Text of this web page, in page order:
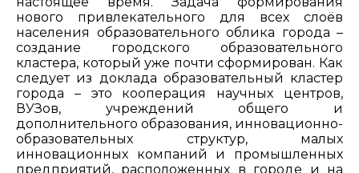
нового привлекательного для всех слоёв
населения образовательного облика города –
создание городского образовательного
кластера, который уже почти сформирован. Как
следует из доклада образовательный кластер
города – это кооперация научных центров,
ВУЗов, учреждений общего и
дополнительного образования, инновационно-
образовательных структур, малых
инновационных компаний и промышленных
предприятий, расположенных в городе и на